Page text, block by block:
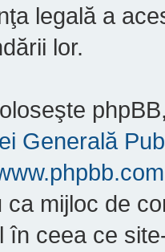
legală a
lor.
Generală
ca mijloc de
în ceea ce